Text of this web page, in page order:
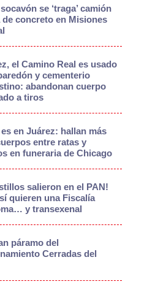
se ‘traga’ camión
de concreto en Misiones
el Camino Real es usado
y cementerio
abandonan cuerpo
a tiros
en Juárez: hallan más
entre ratas y
en funeraria de Chicago
salieron en el PAN!
quieren una Fiscalía
y transexenal
páramo del
Cerradas del